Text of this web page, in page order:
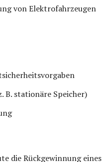
von Elektrofahrzeugen
B. stationäre Speicher)
die Rückgewinnung eines